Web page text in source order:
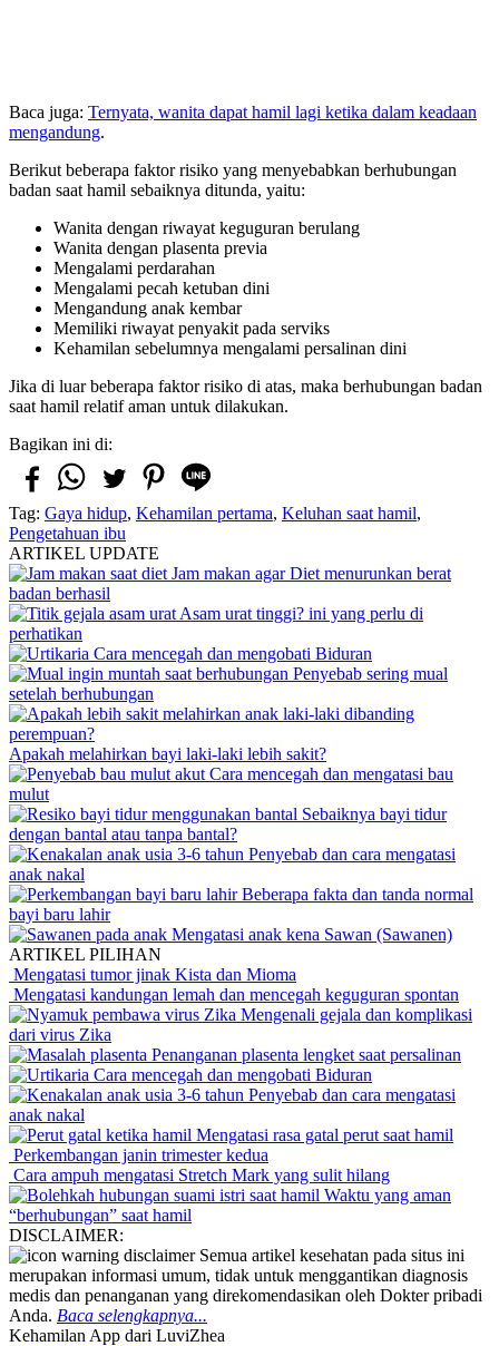
Baca juga: Ternyata, wanita dapat hamil lagi ketika dalam keadaan
mengandung.
Berikut beberapa faktor risiko yang menyebabkan berhubungan
badan saat hamil sebaiknya ditunda, yaitu:
Wanita dengan riwayat keguguran berulang
Wanita dengan plasenta previa
Mengalami perdarahan
Mengalami pecah ketuban dini
Mengandung anak kembar
Memiliki riwayat penyakit pada serviks
Kehamilan sebelumnya mengalami persalinan dini
Jika di luar beberapa faktor risiko di atas, maka berhubungan badan
saat hamil relatif aman untuk dilakukan.
Bagikan ini di:
Tag: Gaya hidup, Kehamilan pertama, Keluhan saat hamil,
Pengetahuan ibu
ARTIKEL UPDATE
Jam makan agar Diet menurunkan berat
badan berhasil
Asam urat tinggi? ini yang perlu di
perhatikan
Cara mencegah dan mengobati Biduran
Penyebab sering mual
setelah berhubungan
Apakah melahirkan bayi laki-laki lebih sakit?
Cara mencegah dan mengatasi bau
mulut
Sebaiknya bayi tidur
dengan bantal atau tanpa bantal?
Penyebab dan cara mengatasi
anak nakal
Beberapa fakta dan tanda normal
bayi baru lahir
Mengatasi anak kena Sawan (Sawanen)
ARTIKEL PILIHAN
Mengatasi tumor jinak Kista dan Mioma
Mengatasi kandungan lemah dan mencegah keguguran spontan
Mengenali gejala dan komplikasi
dari virus Zika
Penanganan plasenta lengket saat persalinan
Cara mencegah dan mengobati Biduran
Penyebab dan cara mengatasi
anak nakal
Mengatasi rasa gatal perut saat hamil
Perkembangan janin trimester kedua
Cara ampuh mengatasi Stretch Mark yang sulit hilang
Waktu yang aman
“berhubungan” saat hamil
DISCLAIMER:
Semua artikel kesehatan pada situs ini
merupakan informasi umum, tidak untuk menggantikan diagnosis
medis dan penanganan yang direkomendasikan oleh Dokter pribadi
Anda. Baca selengkapnya...
Kehamilan App dari LuviZhea